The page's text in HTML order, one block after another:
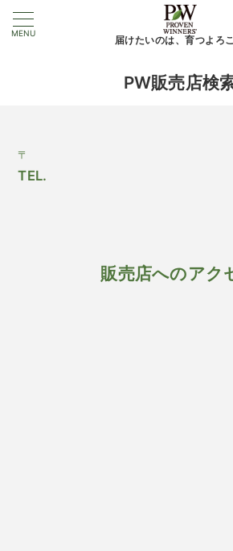
MENU
届けたいのは、育つよろ
PW販売店検
〒
TEL.
販売店へのアク